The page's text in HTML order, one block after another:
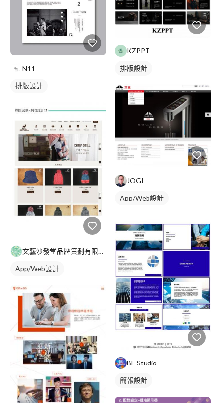
N11
排版設計
文藝沙發堂品牌策劃有限公司
App/Web設計
KZPPT
排版設計
JOGI
App/Web設計
BE Studio
簡報設計